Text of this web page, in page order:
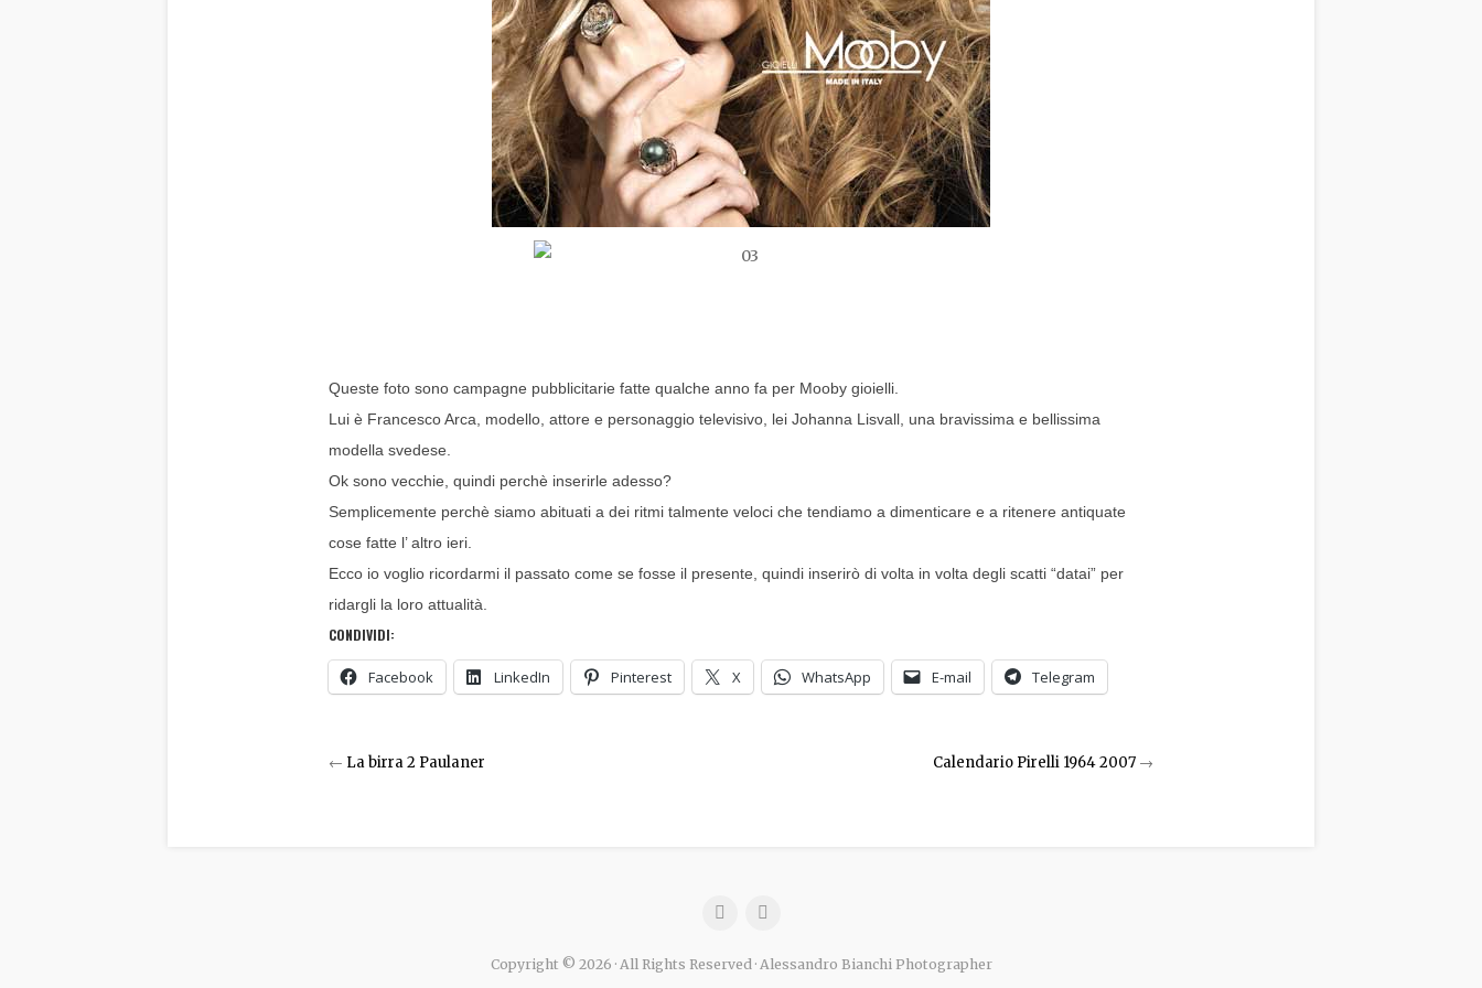
Queste foto sono campagne pubblicitarie fatte qualche anno fa per Mooby gioielli.
Lui è Francesco Arca, modello, attore e personaggio televisivo, lei Johanna Lisvall, una bravissima e bellissima
modella svedese.
Ok sono vecchie, quindi perchè inserirle adesso?
Semplicemente perchè siamo abituati a dei ritmi talmente veloci che tendiamo a dimenticare e a ritenere antiquate
cose fatte l’ altro ieri.
Ecco io voglio ricordarmi il passato come se fosse il presente, quindi inserirò di volta in volta degli scatti “datai” per
ridargli la loro attualità.
CONDIVIDI:
Facebook LinkedIn Pinterest X WhatsApp E-mail Telegram
← La birra 2 Paulaner Calendario Pirelli 1964 2007 →
Copyright © 2026 · All Rights Reserved · Alessandro Bianchi Photographer